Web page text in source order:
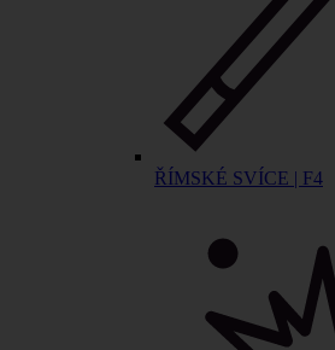
ŘÍMSKÉ SVÍCE | F4